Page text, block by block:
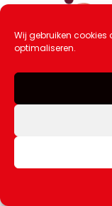
Wij gebruiken cookies
optimaliseren.